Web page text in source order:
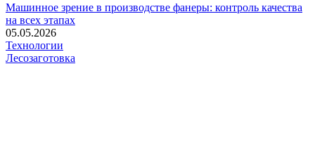
Машинное зрение в производстве фанеры: контроль качества
на всех этапах
05.05.2026
Технологии
Лесозаготовка